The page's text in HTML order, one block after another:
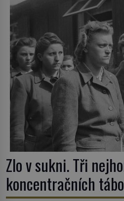
Zlo v sukni. Tři
koncentračních